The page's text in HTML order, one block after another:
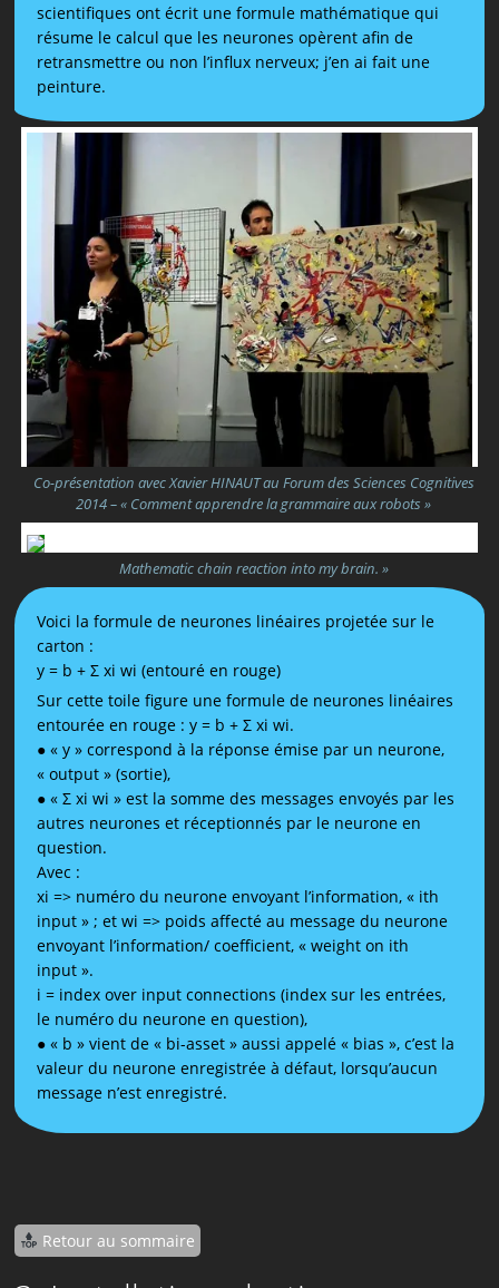
scientifiques ont écrit une formule mathématique qui
résume le calcul que les neurones opèrent afin de
retransmettre ou non l’influx nerveux; j’en ai fait une
peinture.
Co-présentation avec Xavier HINAUT au Forum des Sciences Cognitives
2014 – « Comment apprendre la grammaire aux robots »
Mathematic chain reaction into my brain. »
Voici la formule de neurones linéaires projetée sur le
carton :
y = b + Σ xi wi (entouré en rouge)
Sur cette toile figure une formule de neurones linéaires
entourée en rouge : y = b + Σ xi wi.
● « y » correspond à la réponse émise par un neurone,
« output » (sortie),
● « Σ xi wi » est la somme des messages envoyés par les
autres neurones et réceptionnés par le neurone en
question.
Avec :
xi => numéro du neurone envoyant l’information, « ith
input » ; et wi => poids affecté au message du neurone
envoyant l’information/ coefficient, « weight on ith
input ».
i = index over input connections (index sur les entrées,
le numéro du neurone en question),
● « b » vient de « bi-asset » aussi appelé « bias », c’est la
valeur du neurone enregistrée à défaut, lorsqu’aucun
message n’est enregistré.
Retour au sommaire